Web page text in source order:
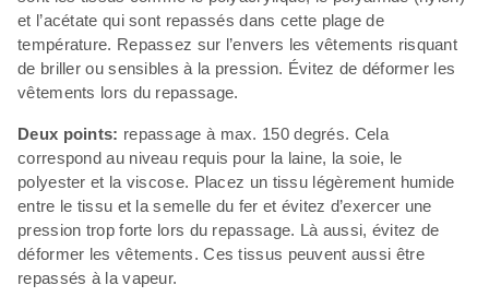
et l’acétate qui sont repassés dans cette plage de
température. Repassez sur l’envers les vêtements risquant
de briller ou sensibles à la pression. Évitez de déformer les
vêtements lors du repassage.
Deux points: repassage à max. 150 degrés. Cela
correspond au niveau requis pour la laine, la soie, le
polyester et la viscose. Placez un tissu légèrement humide
entre le tissu et la semelle du fer et évitez d’exercer une
pression trop forte lors du repassage. Là aussi, évitez de
déformer les vêtements. Ces tissus peuvent aussi être
repassés à la vapeur.